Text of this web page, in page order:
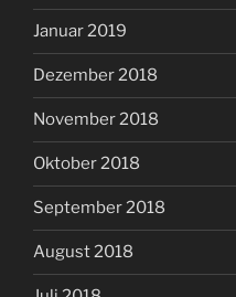
Januar 2019
Dezember 2018
November 2018
Oktober 2018
September 2018
August 2018